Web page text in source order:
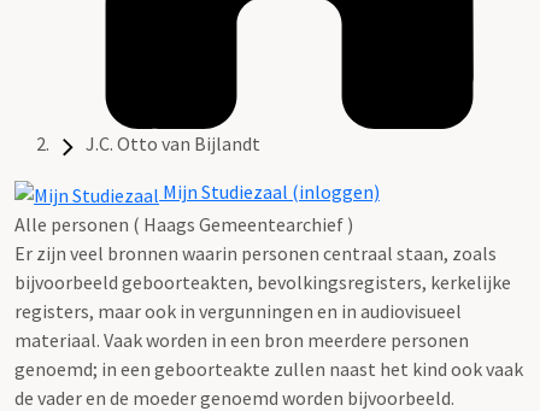
J.C. Otto van Bijlandt
Mijn Studiezaal (inloggen)
Alle personen ( Haags Gemeentearchief )
Er zijn veel bronnen waarin personen centraal staan, zoals
bijvoorbeeld geboorteakten, bevolkingsregisters, kerkelijke
registers, maar ook in vergunningen en in audiovisueel
materiaal. Vaak worden in een bron meerdere personen
genoemd; in een geboorteakte zullen naast het kind ook vaak
de vader en de moeder genoemd worden bijvoorbeeld.